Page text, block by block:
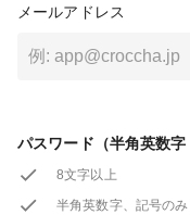
メールアドレス
パスワード（半角英数字
8文字以上
半角英数字、記号のみ